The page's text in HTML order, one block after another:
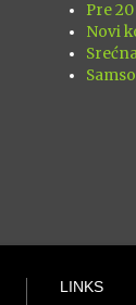
Pre
Novi
LINKS